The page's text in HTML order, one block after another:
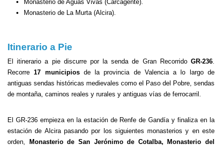
Monasterio de Aguas Vivas (Carcagente).
Monasterio de La Murta (Alcira).
Itinerario a Pie
El itinerario a pie discurre por la senda de Gran Recorrido GR-236.
Recorre17 municipiosde la provincia de Valencia a lo largo de
antiguas sendas históricas medievales como el Paso del Pobre, sendas
de montaña, caminos reales y rurales y antiguas vías de ferrocarril.
El GR-236 empieza en la estación de Renfe de Gandía y finaliza en la
estación de Alcira pasando por los siguientes monasterios y en este
orden,
Monasterio de San Jerónimo de Cotalba, Monasterio del